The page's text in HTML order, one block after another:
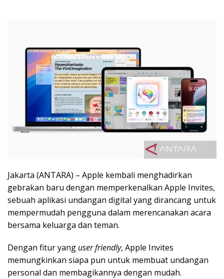
Jakarta (ANTARA) – Apple kembali menghadirkan
gebrakan baru dengan memperkenalkan Apple Invites,
sebuah aplikasi undangan digital yang dirancang untuk
mempermudah pengguna dalam merencanakan acara
bersama keluarga dan teman.
Dengan fitur yang user friendly, Apple Invites
memungkinkan siapa pun untuk membuat undangan
personal dan membagikannya dengan mudah.